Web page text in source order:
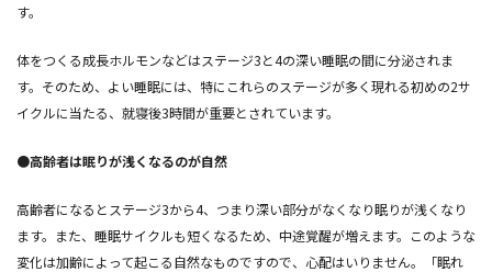
す。
体をつくる成長ホルモンなどはステージ3と4の深い睡眠の間に分泌されま
す。そのため、よい睡眠には、特にこれらのステージが多く現れる初めの2サ
イクルに当たる、就寝後3時間が重要とされています。
●高齢者は眠りが浅くなるのが自然
高齢者になるとステージ3から4、つまり深い部分がなくなり眠りが浅くなり
ます。また、睡眠サイクルも短くなるため、中途覚醒が増えます。このような
変化は加齢によって起こる自然なものですので、心配はいりません。「眠れ